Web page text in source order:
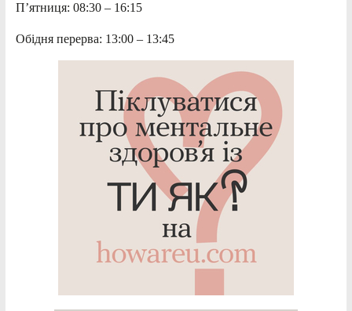
П’ятниця: 08:30 – 16:15
Обідня перерва: 13:00 – 13:45